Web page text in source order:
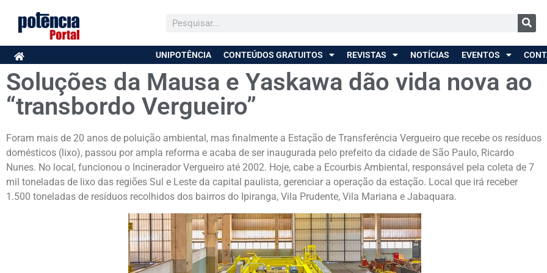
UNIPOTÊNCIA CONTEÚDOS GRATUITOS REVISTAS NOTÍCIAS EVENTOS
Soluções da Mausa e Yaskawa dão vida nova ao
“transbordo Vergueiro”
Foram mais de 20 anos de poluição ambiental, mas finalmente a Estação de Transferência Vergueiro que recebe os resíduos
domésticos (lixo), passou por ampla reforma e acaba de ser inaugurada pelo prefeito da cidade de São Paulo, Ricardo
Nunes. No local, funcionou o Incinerador Vergueiro até 2002. Hoje, cabe a Ecourbis Ambiental, responsável pela coleta de 7
mil toneladas de lixo das regiões Sul e Leste da capital paulista, gerenciar a operação da estação. Local que irá receber
1.500 toneladas de resíduos recolhidos dos bairros do Ipiranga, Vila Prudente, Vila Mariana e Jabaquara.